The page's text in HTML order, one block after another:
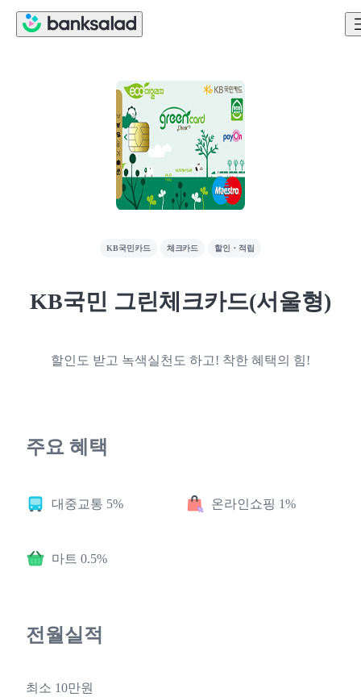
KB국민카드 체크카드 할인・적립
KB국민 그린체크카드(서울형)
할인도 받고 녹색실천도 하고! 착한 혜택의 힘!
주요 혜택
대중교통 5% 온라인쇼핑 1%
마트 0.5%
전월실적
최소 10만원